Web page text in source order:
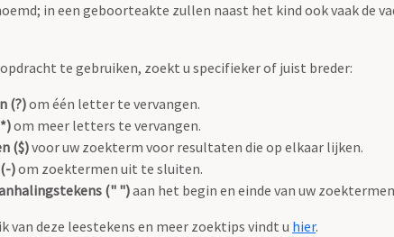
in een geboorteakte zullen naast het kind ook vaak de
te gebruiken, zoekt u specifieker of juist breder:
(?)om één letter te vervangen.
om meer letters te vervangen.
($)voor uw zoekterm voor resultaten die op elkaar lijken.
)om zoektermen uit te sluiten.
(" ")aan het begin en einde van uw
van deze leestekens en meer zoektips vindt u hier.